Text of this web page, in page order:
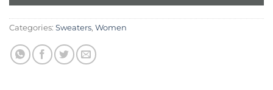
Categories: Sweaters, Women